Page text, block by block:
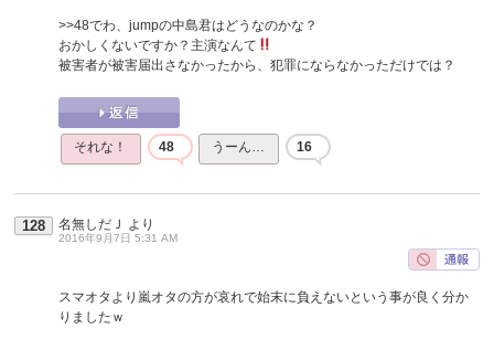
>>48でわ、jumpの中島君はどうなのかな？
おかしくないですか？主演なんて
被害者が被害届出さなかったから、犯罪にならなかっただけでは？
それな！ 48 うーん… 16
128 名無しだＪ より
2016年9月7日 5:31 AM
スマオタより嵐オタの方が哀れで始末に負えないという事が良く分か
りましたｗ